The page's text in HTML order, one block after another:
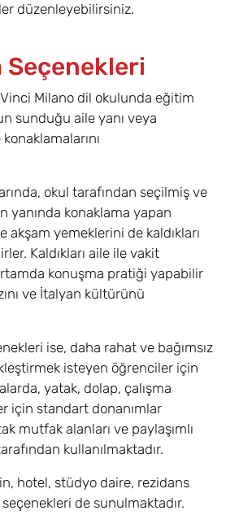
düzenleyebilirsiniz.
Seçenekleri
Milano dil okulunda eğitim
sunduğu aile yanı veya
okul tarafından seçilmiş ve
yanında konaklama yapan
akşam yemeklerini de kaldıkları
Kaldıkları aile ile vakit
konuşma pratiği yapabilir
ve İtalyan kültürünü
ise, daha rahat ve bağımsız
isteyen öğrenciler için
yatak, dolap, çalışma
için standart donanımlar
mutfak alanları ve paylaşımlı
kullanılmaktadır.
hotel, stüdyo daire, rezidans
de sunulmaktadır.